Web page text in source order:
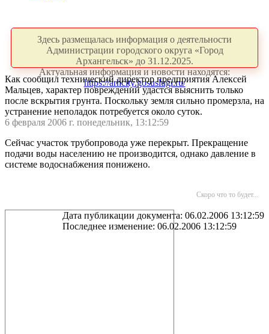
Здесь размещалась информация о деятельности
Администрации городского округа «Город
Архангельск» до 31.12.2025.
Актуальная информация и новости находятся:
https://arhcity.gosuslugi.ru/
Как сообщил технический директор предприятия Алексей
Мальцев, характер повреждений удастся выяснить только
после вскрытия грунта. Поскольку земля сильно промерзла, на
устранение неполадок потребуется около суток.
6 февраля 2006 г. понедельник, 13:12:59
Сейчас участок трубопровода уже перекрыт. Прекращение
подачи воды населению не производится, однако давление в
системе водоснабжения понижено.
Скоро что то будет...
Дата публикации документа: 06.02.2006 13:12:59
Последнее изменение: 06.02.2006 13:12:59